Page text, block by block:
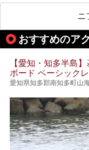
ムリ
名古
行こ
ぜひこ
てみ
ニ
おすすめのア
【愛知・知多半島
ボード ベーシック
愛知県知多郡南知多町山